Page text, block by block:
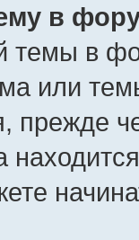
в
темы в
или
прежде